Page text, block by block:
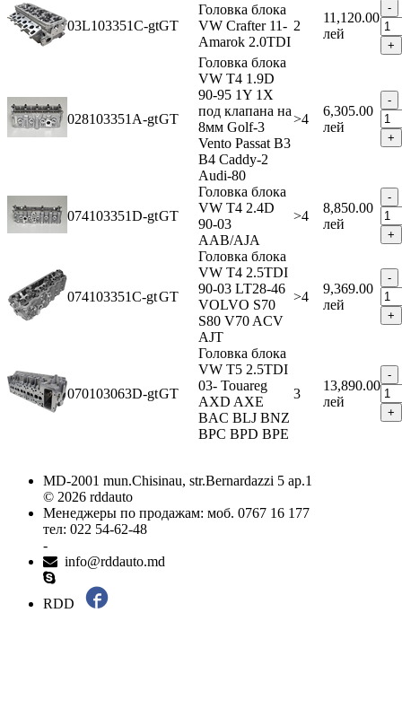
03L103351C-gtGT
Головка блока
VW Crafter 11-
Amarok 2.0TDI
2
11,120.00
лей
028103351A-gtGT
Головка блока
VW T4 1.9D
90-95 1Y 1X
под клапана на
8мм Golf-3
Vento Passat B3
B4 Caddy-2
Audi-80
>4
6,305.00
лей
074103351D-gtGT
Головка блока
VW T4 2.4D
90-03
AAB/AJA
>4
8,850.00
лей
074103351C-gtGT
Головка блока
VW T4 2.5TDI
90-03 LT28-46
VOLVO S70
S80 V70 ACV
AJT
>4
9,369.00
лей
070103063D-gtGT
Головка блока
VW T5 2.5TDI
03- Touareg
AXD AXE
BAC BLJ BNZ
BPC BPD BPE
3
13,890.00
лей
MD-2001 mun.Chisinau, str.Bernardazzi 5 ap.1
© 2026 rddauto
Менеджеры по продажам: моб. 0767 16 177
тел: 022 54-62-48
-
info@rddauto.md
RDD